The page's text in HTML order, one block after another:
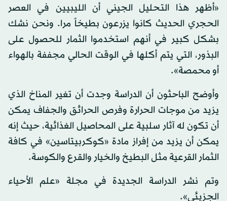
«أظهر هذا التحليل الجيني أن الليبيين في العصر
الحجري الحديث كانوا يزرعون بطيخاً مرا. ونحن نشك
بشكل كبير في أنهم استخدموا الثمار للحصول على
البذور، التي يتم أكلها في الوقت الحالي مجففة بالهواء
أو محمصة».
وأوضح الباحثون أن الدراسة وجدت أن تغير المناخ الذي
يزيد من موجات الحرارة وفرص الحرائق والجفاف يمكن
أن تكون له آثار سلبية على المحاصيل الغذائية، حيث إنه
يمكن أن يزيد من إفراز مادة «كوكربيتاسين» في كافة
الثمار القرعية مثل البطيخ والخيار والقرع والكوسة.
وتم نشر الدراسة الجديدة في مجلة «علم الأحياء
الجزيئي».